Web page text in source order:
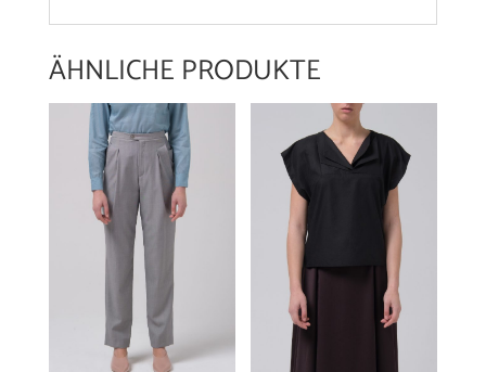
ÄHNLICHE PRODUKTE